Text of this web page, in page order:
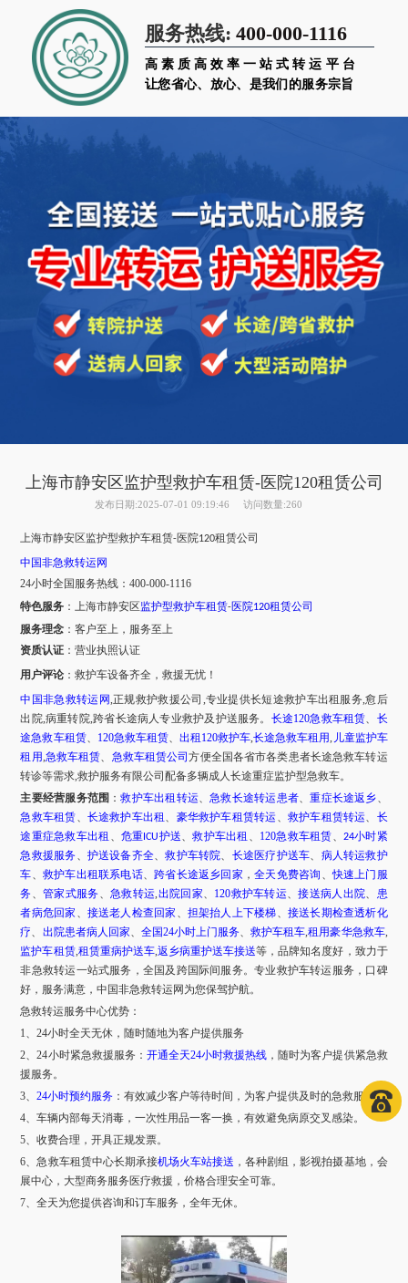
服务热线: 400-000-1116
高素质高效率一站式转运平台
让您省心、放心、是我们的服务宗旨
上海市静安区监护型救护车租赁-医院120租赁公司
发布日期:2025-07-01 09:19:46 访问数量:260
上海市静安区监护型救护车租赁-医院120租赁公司
中国非急救转运网
24小时全国服务热线 ：400-000-1116
特色服务 ：上海市静安区监护型救护车租赁-医院120租赁公司
服务理念 ：客户至上，服务至上
资质认证 ：营业执照认证
用户评论 ：救护车设备齐全，救援无忧！
中国非急救转运网,正规救护救援公司,专业提供长短途救护车出租服务,愈后
出院,病重转院,跨省长途病人专业救护及护送服务。 长途120急救车租赁、 长
途急救车租赁、 120急救车租赁、 出租 120救护车,长途急救车租用, 儿童监护车
租用,急救车租赁、 急救车租赁公司方便全国各省市各类患者长途急救车转运
转诊等需求,救护服务有限公司配备多辆成人长途重症监护型急救车。
主要经营服务范围 ：救护车出租转运、急救长途转运患者、重症长途返乡、
急救车租赁、 长途救护车出租 、 豪华救护车租赁转运、 救护车租赁转运、 长
途重症急救车出租 、 危重 ICU护送、救护车出租 、 120急救车租赁、 24小时紧
急救援服务、 护送设备齐全、救护车转院、 长途医疗护送车、 病人转运救护
车、 救护车出租联系电话、跨省长途返乡回家 ，全天免费咨询 、快速上门服
务、管家式服务、 急救转运,出院回家、 120救护车转运、接送病人出院、 患
者病危回家 、 接送老人检查回家 、 担架抬人上下楼梯、 接送长期检查透析化
疗、 出院患者病人回家、 全国24小时上门服务、救护车租车,租用豪华急救车,
监护车租赁,租赁重病护送车,返乡病重护送车接送等，品牌知名度好，致力于
非急救转运一站式服务，全国及跨国际间服务。专业救护车转运服务，口碑
好，服务满意，中国非急救转运网为您保驾护航。
急救转运服务中心优势：
1、24小时全天无休，随时随地为客户提供服务
2、24小时紧急救援服务： 开通全天24小时救援热线 ，随时为客户提供紧急救
援服务。
3、24小时预约服务 ：有效减少客户等待时间，为客户提供及时的急救服务。
4、车辆内部每天消毒，一次性用品一客一换，有效避免病原交叉感染。
5、收费合理，开具正规发票。
6、急救车租赁中心长期承接机场火车站接送 ，各种剧组，影视拍摄基地，会
展中心，大型商务服务医疗救援，价格合理安全可靠。
7、全天为您提供咨询和订车服务，全年无休。